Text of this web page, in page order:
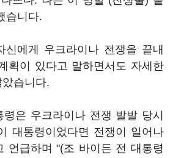
습니다.
신에게 우크라이나 전쟁을 끝내
획이 있다고 말하면서도 자세한
습니다.
은 우크라이나 전쟁 발발 당시
대통령이었다면 전쟁이 일어나
언급하며 "(조 바이든 전 대통령